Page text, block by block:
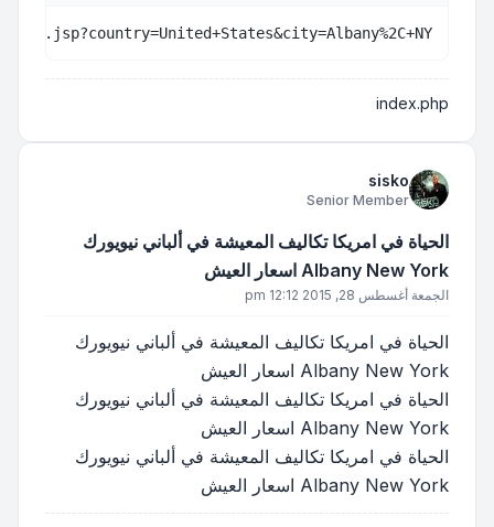
index.php
sisko
Senior Member
الحياة في امريكا تكاليف المعيشة في ألباني نيويورك
Albany New York اسعار العيش
الجمعة أغسطس 28, 2015 12:12 pm
الحياة في امريكا تكاليف المعيشة في ألباني نيويورك
Albany New York اسعار العيش
الحياة في امريكا تكاليف المعيشة في ألباني نيويورك
Albany New York اسعار العيش
الحياة في امريكا تكاليف المعيشة في ألباني نيويورك
Albany New York اسعار العيش